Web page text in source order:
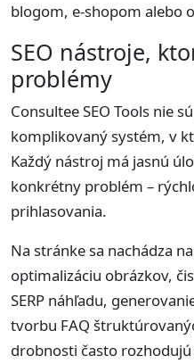
blogom, e-shopom alebo
SEO nástroje,
problémy
Consultee SEO Tools nie
komplikovaný systém, v
Každý nástroj má jasnú
konkrétny problém –
prihlasovania.
Na stránke sa nachádza
optimalizáciu obrázkov,
SERP náhľadu,
tvorbu FAQ
drobnosti často